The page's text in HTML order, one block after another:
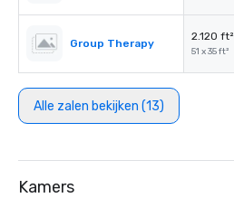
Group Therapy
2.120 ft²
51 x 35 ft²
Alle zalen bekijken (13)
Kamers